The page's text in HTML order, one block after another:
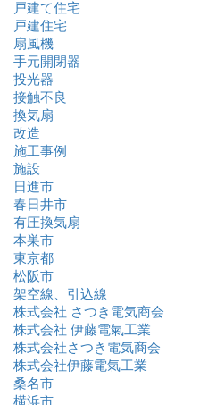
戸建て住宅
戸建住宅
扇風機
手元開閉器
投光器
接触不良
換気扇
改造
施工事例
施設
日進市
春日井市
有圧換気扇
本巣市
東京都
松阪市
架空線、引込線
株式会社 さつき電気商会
株式会社 伊藤電氣工業
株式会社さつき電気商会
株式会社伊藤電氣工業
桑名市
横浜市